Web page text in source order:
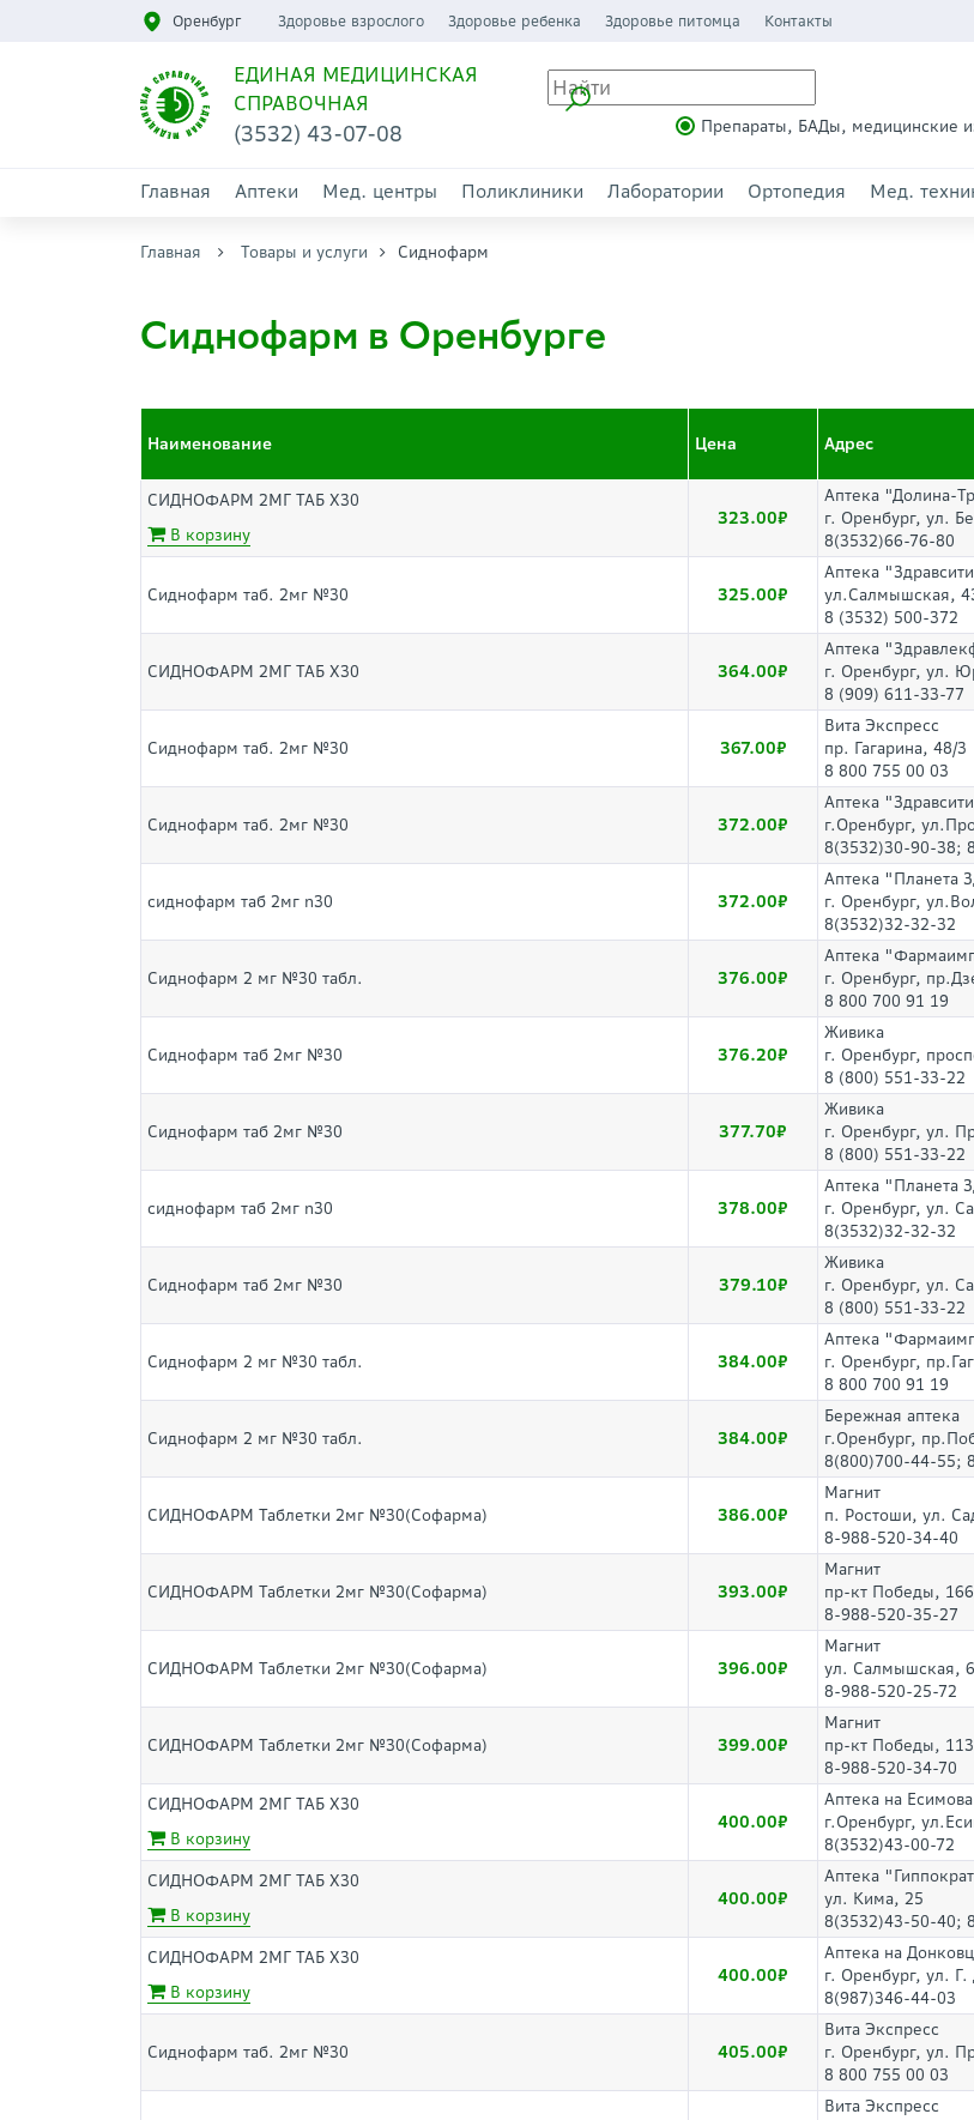
Оренбург Здоровье взрослого Здоровье ребенка Здоровье питомца Контакты
ЕДИНАЯ МЕДИЦИНСКАЯ
СПРАВОЧНАЯ
(3532) 43-07-08 Препараты, БАДы, медицинские
Главная Аптеки Мед. центры Поликлиники Лаборатории Ортопедия Мед.
Главная Товары и услуги Сиднофарм
Сиднофарм в Оренбурге
Наименование Цена Адрес
СИДНОФАРМ 2МГ ТАБ Х30
В корзину
323.00
Аптека "Долина-
г. Оренбург, ул.
8(3532)66-76-80
Сиднофарм таб. 2мг №30 325.00
Аптека
ул.Салмышская,
8 (3532) 500-372
СИДНОФАРМ 2МГ ТАБ Х30 364.00
Аптека
г. Оренбург, ул.
8 (909) 611-33-77
Сиднофарм таб. 2мг №30 367.00
Вита Экспресс
пр. Гагарина, 48/3
8 800 755 00 03
Сиднофарм таб. 2мг №30 372.00
Аптека
г.Оренбург,
8(3532)30-90-38;
сиднофарм таб 2мг n30 372.00
Аптека "Планета
г. Оренбург,
8(3532)32-32-32
Сиднофарм 2 мг №30 табл. 376.00
Аптека
г. Оренбург,
8 800 700 91 19
Сиднофарм таб 2мг №30 376.20
Живика
г. Оренбург,
8 (800) 551-33-22
Сиднофарм таб 2мг №30 377.70
Живика
г. Оренбург, ул.
8 (800) 551-33-22
сиднофарм таб 2мг n30 378.00
Аптека "Планета
г. Оренбург, ул.
8(3532)32-32-32
Сиднофарм таб 2мг №30 379.10
Живика
г. Оренбург, ул.
8 (800) 551-33-22
Сиднофарм 2 мг №30 табл. 384.00
Аптека
г. Оренбург,
8 800 700 91 19
Сиднофарм 2 мг №30 табл. 384.00
Бережная аптека
г.Оренбург,
8(800)700-44-55;
СИДНОФАРМ Таблетки 2мг №30(Софарма) 386.00
Магнит
п. Ростоши, ул.
8-988-520-34-40
СИДНОФАРМ Таблетки 2мг №30(Софарма) 393.00
Магнит
пр-кт Победы, 166
8-988-520-35-27
СИДНОФАРМ Таблетки 2мг №30(Софарма) 396.00
Магнит
ул. Салмышская,
8-988-520-25-72
СИДНОФАРМ Таблетки 2мг №30(Софарма) 399.00
Магнит
пр-кт Победы, 113
8-988-520-34-70
СИДНОФАРМ 2МГ ТАБ Х30
В корзину
400.00
Аптека на Есимова
г.Оренбург,
8(3532)43-00-72
СИДНОФАРМ 2МГ ТАБ Х30
В корзину
400.00
Аптека
ул. Кима, 25
8(3532)43-50-40;
СИДНОФАРМ 2МГ ТАБ Х30
В корзину
400.00
Аптека на
г. Оренбург, ул.
8(987)346-44-03
Сиднофарм таб. 2мг №30 405.00
Вита Экспресс
г. Оренбург, ул.
8 800 755 00 03
Вита Экспресс